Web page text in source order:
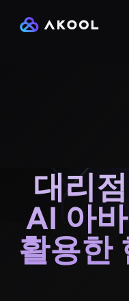
대리
AI 아
활용한